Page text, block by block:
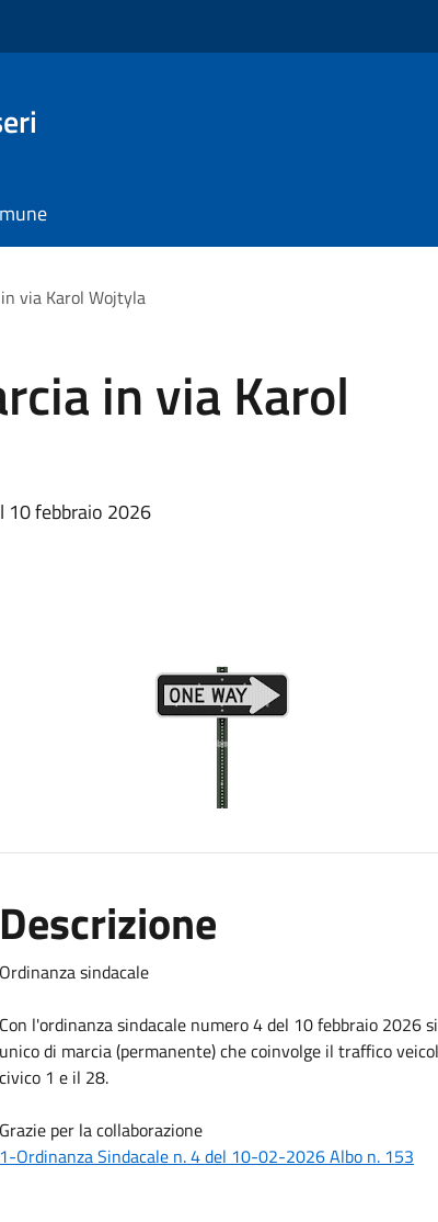
via Karol Wojtyla
in via Karol
10 febbraio 2026
Descrizione
Ordinanza sindacale
Con l'ordinanza sindacale numero 4 del 10 febbraio
unico di marcia (permanente) che coinvolge il traffico
civico 1 e il 28.
Grazie per la collaborazione
1-Ordinanza Sindacale n. 4 del 10-02-2026 Albo n. 153